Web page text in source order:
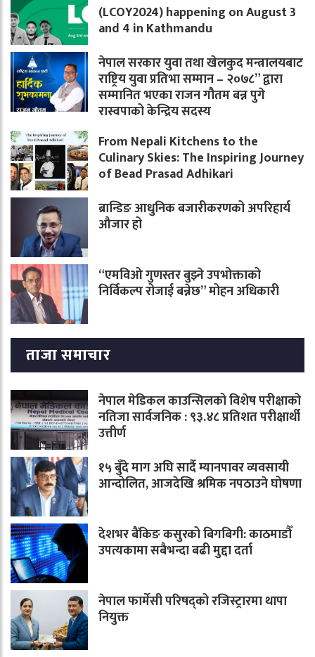
(LCOY2024) happening on August 3
and 4 in Kathmandu
नेपाल सरकार युवा तथा खेलकुद मन्त्रालयबाट
राष्ट्रिय युवा प्रतिभा सम्मान – २०७८” द्वारा
सम्मानित भएका राजन गौतम बन्न पुगे
रास्वपाको केन्द्रिय सदस्य
From Nepali Kitchens to the
Culinary Skies: The Inspiring Journey
of Bead Prasad Adhikari
ब्रान्डिङ आधुनिक बजारीकरणको अपरिहार्य
औजार हो
“एमविओ गुणस्तर बुझ्ने उपभोक्ताको
निर्विकल्प रोजाई बन्नेछ” मोहन अधिकारी
ताजा समाचार
नेपाल मेडिकल काउन्सिलको विशेष परीक्षाको
नतिजा सार्वजनिक : ९३.४८ प्रतिशत परीक्षार्थी
उत्तीर्ण
१५ बुँदे माग अघि सार्दै म्यानपावर व्यवसायी
आन्दोलित, आजदेखि श्रमिक नपठाउने घोषणा
देशभर बैंकिङ कसुरको बिगबिगी: काठमाडौँ
उपत्यकामा सबैभन्दा बढी मुद्दा दर्ता
नेपाल फार्मेसी परिषद्को रजिस्ट्रारमा थापा
नियुक्त